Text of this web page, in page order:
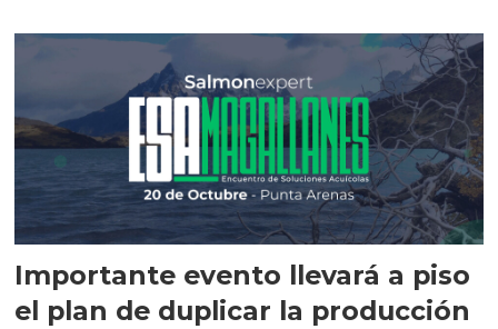
Importante evento llevará a piso
el plan de duplicar la producción